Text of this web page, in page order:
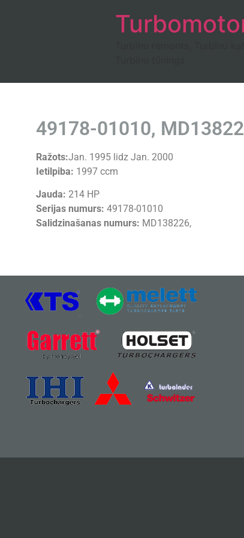
49178-01010,
Ražots:Jan. 1995 lidz Jan. 2000
Ietilpiba: 1997 ccm
Jauda: 214 HP
Serijas numurs: 49178-01010
Salidzinašanas numurs: MD138226,